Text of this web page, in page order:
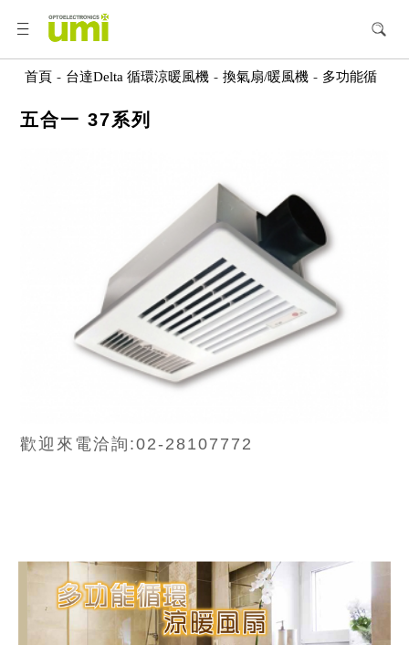
首頁 - 台達Delta 循環涼暖風機 - 換氣扇/暖風機 - 多功能循
環涼暖風機
五合一 37系列
歡迎來電洽詢:02-28107772